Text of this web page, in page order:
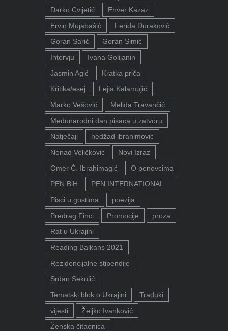
Darko Cvijetić
Enver Kazaz
Ervin Mujabašić
Ferida Duraković
Goran Sarić
Goran Simić
Intervju
Ivana Golijanin
Jasmin Agić
Kratka priča
Kritika/esej
Lejla Kalamujić
Marko Vešović
Melida Travančić
Međunarodni dan pisaca u zatvoru
Natječaji
nedžad ibrahimović
Nenad Veličković
Novi Izraz
Omer Ć. Ibrahimagić
O penovcima
PEN BiH
PEN INTERNATIONAL
Pisci u gostima
poezija
Predrag Finci
Promocije
proza
Rat u Ukrajini
Reading Balkans 2021
Rezidencijalne stipendije
Srđan Sekulić
Tematski blok o Ukrajini
Traduki
vijesti
Željko Ivanković
Ženska čitaonica